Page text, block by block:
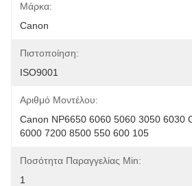
Μάρκα:
Canon
Πιστοποίηση:
ISO9001
Αριθμό Μοντέλου:
Canon NP6650 6060 5060 3050 6030
6000 7200 8500 550 600 105
Ποσότητα Παραγγελίας Min:
1